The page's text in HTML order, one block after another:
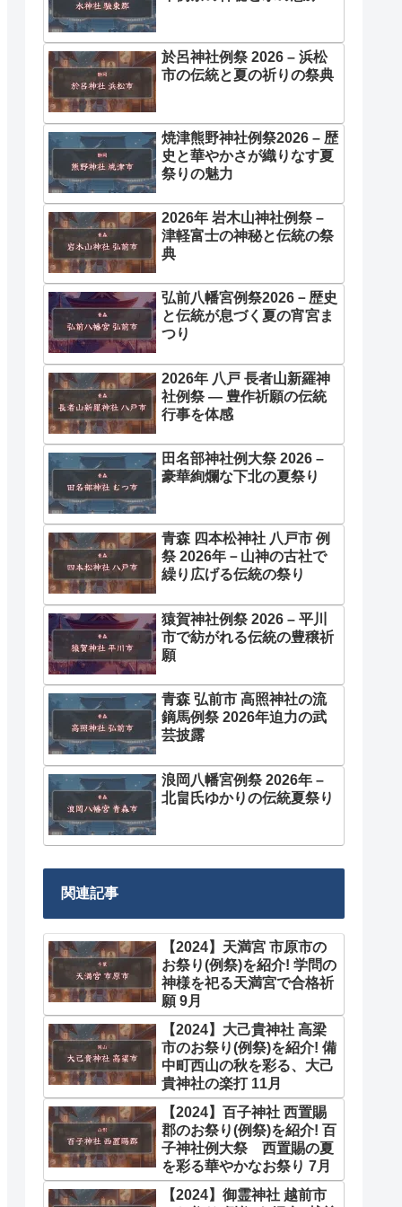
於呂神社例祭 2026 – 浜松
市の伝統と夏の祈りの祭典
焼津熊野神社例祭2026 – 歴
史と華やかさが織りなす夏
祭りの魅力
2026年 岩木山神社例祭 –
津軽富士の神秘と伝統の祭
典
弘前八幡宮例祭2026－歴史
と伝統が息づく夏の宵宮ま
つり
2026年 八戸 長者山新羅神
社例祭 ― 豊作祈願の伝統
行事を体感
田名部神社例大祭 2026 –
豪華絢爛な下北の夏祭り
青森 四本松神社 八戸市 例
祭 2026年－山神の古社で
繰り広げる伝統の祭り
猿賀神社例祭 2026 – 平川
市で紡がれる伝統の豊穣祈
願
青森 弘前市 高照神社の流
鏑馬例祭 2026年迫力の武
芸披露
浪岡八幡宮例祭 2026年 –
北畠氏ゆかりの伝統夏祭り
関連記事
【2024】天満宮 市原市の
お祭り(例祭)を紹介! 学問の
神様を祀る天満宮で合格祈
願 9月
【2024】大己貴神社 高梁
市のお祭り(例祭)を紹介! 備
中町西山の秋を彩る、大己
貴神社の楽打 11月
【2024】百子神社 西置賜
郡のお祭り(例祭)を紹介! 百
子神社例大祭 西置賜の夏
を彩る華やかなお祭り 7月
【2024】御霊神社 越前市